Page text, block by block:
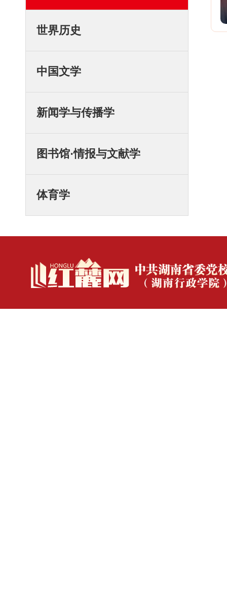
世界历史
中国文学
新闻学与传播学
图书馆·情报与文献学
体育学